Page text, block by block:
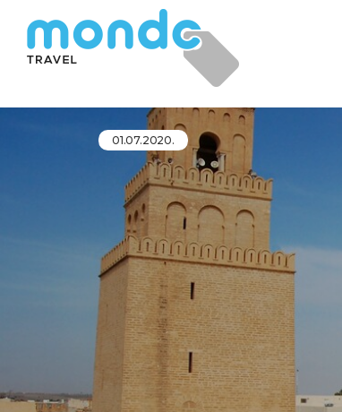
01.07.2020.